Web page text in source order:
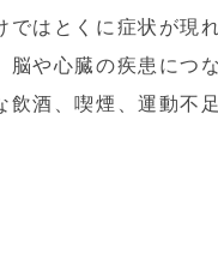
ではとくに症状が現
脳や心臓の疾患につ
飲酒、喫煙、運動不